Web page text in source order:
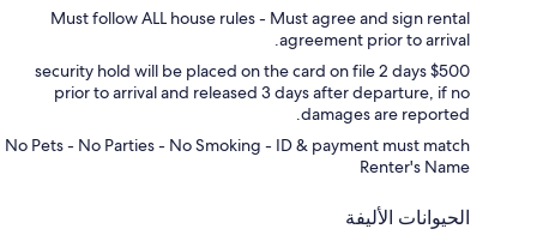
Must follow ALL house rules - Must agree and sign rental
agreement prior to arrival.
$500 security hold will be placed on the card on file 2 days
prior to arrival and released 3 days after departure, if no
damages are reported.
No Pets - No Parties - No Smoking - ID & payment must match
Renter's Name
الحيوانات الأليفة